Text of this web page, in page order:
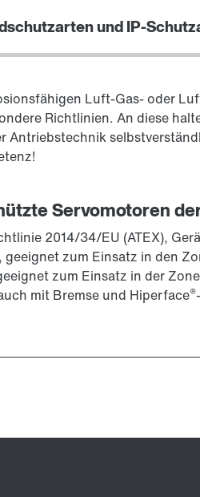
und IP-
Luft-Gas- oder
Richtlinien. An diese
Antriebstechnik
Servomotoren
2014/34/EU (ATEX),
geeignet zum Einsatz in den
zum Einsatz in der
mit Bremse und Hiperface®